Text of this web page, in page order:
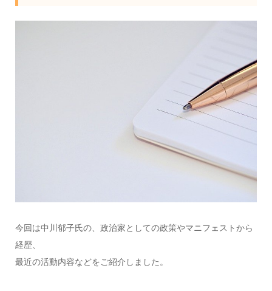
今回は中川郁子氏の、政治家としての政策やマニフェストから
経歴、
最近の活動内容などをご紹介しました。